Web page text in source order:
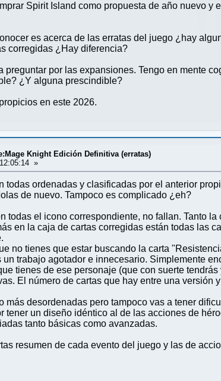
Spirit Island como propuesta de año nuevo
es acerca de las erratas del juego ¿hay
corregidas ¿Hay diferencia?
preguntar por las expansiones. Tengo en mente
¿Y alguna prescindible?
en este 2026.
Knight Edición Definitiva (erratas)
»
todas ordenadas y clasificadas por el anterior
de nuevo. Tampoco es complicado ¿eh?
todas el icono correspondiente, no fallan. Tanto
en la caja de cartas corregidas están todas las
no tienes que estar buscando la carta
trabajo agotador e innecesario. Simplemente
tienes de ese personaje (que con suerte
El número de cartas que hay entre una
más desordenadas pero tampoco vas a tener
tener un diseño idéntico al de las acciones de
tanto básicas como avanzadas.
resumen de cada evento del juego y las de